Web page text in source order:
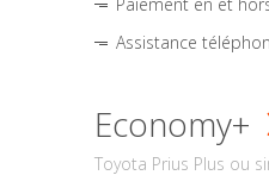
Assistance
Economy+
Toyota Prius Plus ou